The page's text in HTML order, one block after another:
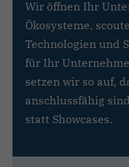
Wir öffnen Ihr
Ökosysteme,
Technologien und
für Ihr
setzen wir so auf,
anschlussfähig
statt Showcases.